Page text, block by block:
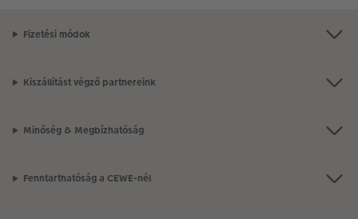
Fizetési módok
Kiszállítást végző partnereink
Minőség & Megbízhatóság
Fenntarthatóság a CEWE-nél